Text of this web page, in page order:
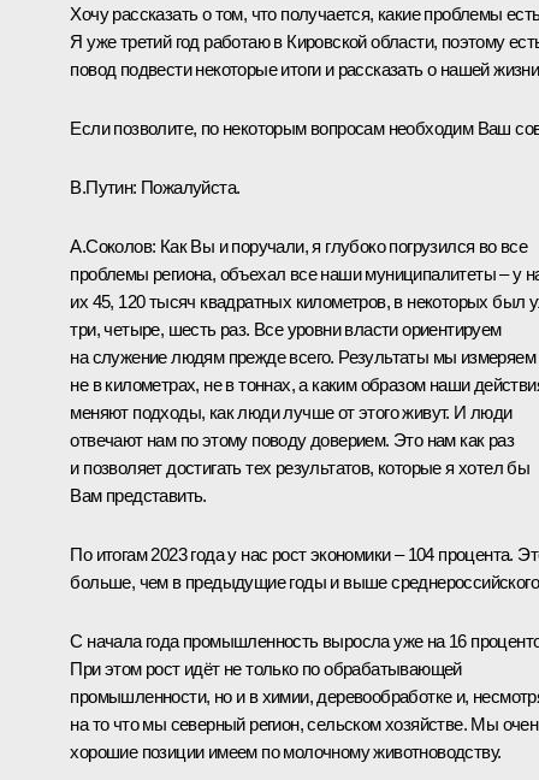
Хочу рассказать о том, что получается, какие проблемы
Я уже третий год работаю в Кировской области, поэтому
повод подвести некоторые итоги и рассказать о нашей
Если позволите, по некоторым вопросам необходим Ваш
В.Путин: Пожалуйста.
А.Соколов: Как Вы и поручали, я глубоко погрузился во все
проблемы региона, объехал все наши муниципалитеты – у
их 45, 120 тысяч квадратных километров, в некоторых был
три, четыре, шесть раз. Все уровни власти ориентируем
на служение людям прежде всего. Результаты мы измеряем
не в километрах, не в тоннах, а каким образом наши
меняют подходы, как люди лучше от этого живут. И люди
отвечают нам по этому поводу доверием. Это нам как раз
и позволяет достигать тех результатов, которые я хотел бы
Вам представить.
По итогам 2023 года у нас рост экономики – 104 процента.
больше, чем в предыдущие годы и выше
С начала года промышленность выросла уже на 16
При этом рост идёт не только по обрабатывающей
промышленности, но и в химии, деревообработке и,
на то что мы северный регион, сельском хозяйстве. Мы
хорошие позиции имеем по молочному животноводству.